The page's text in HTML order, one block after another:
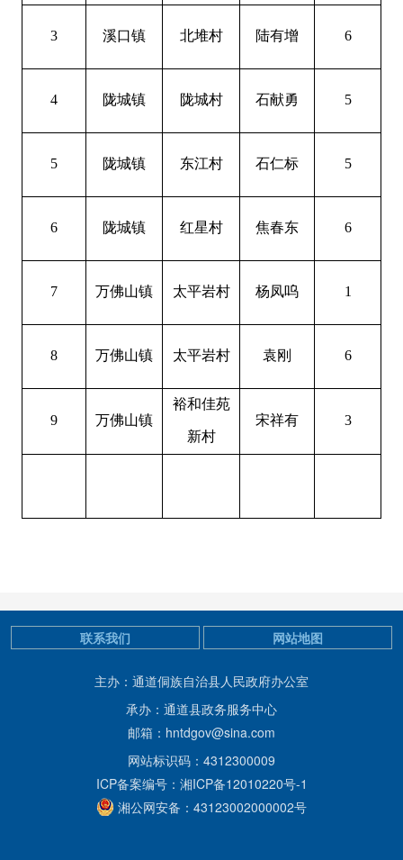
3 溪口镇 北堆村 陆有增 6
4 陇城镇 陇城村 石献勇 5
5 陇城镇 东江村 石仁标 5
6 陇城镇 红星村 焦春东 6
7 万佛山镇 太平岩村 杨凤呜 1
8 万佛山镇 太平岩村 袁刚 6
9 万佛山镇
裕和佳苑
新村
宋祥有 3
主办：通道侗族自治县人民政府办公室
承办：通道县政务服务中心
邮箱：hntdgov@sina.com
网站标识码：4312300009
ICP备案编号：湘ICP备12010220号-1
湘公网安备：43123002000002号
联系我们 网站地图